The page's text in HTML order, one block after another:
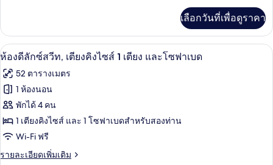
เตียง
คิง
ไซส์
1
เตียง
และ
โซฟา
เกี่ยว
กับ
ห้อง
เนียร์
สวี
เตียง
คิง
ไซส์
เตียง
เลือกวันที่เพื่อดูราคา
เปิด
ภาพถ่าย
ทั้งหมด
ของ
ห้อง
ดี
ลัก
ห้องดีลักซ์สวีท, เตียงคิงไซส์ 1 เตียง
6
ห้องดีลักซ์สวีท, เตียงคิงไซส์ 1 เตียง และโซฟาเบด
52 ตารางเมตร
1 ห้องนอน
พักได้ 4 คน
1 เตียงคิงไซส์ และ 1 โซฟาเบดสำหรับสองท่าน
Wi-Fi ฟรี
รายละเอียดเพิ่มเติม
ราย